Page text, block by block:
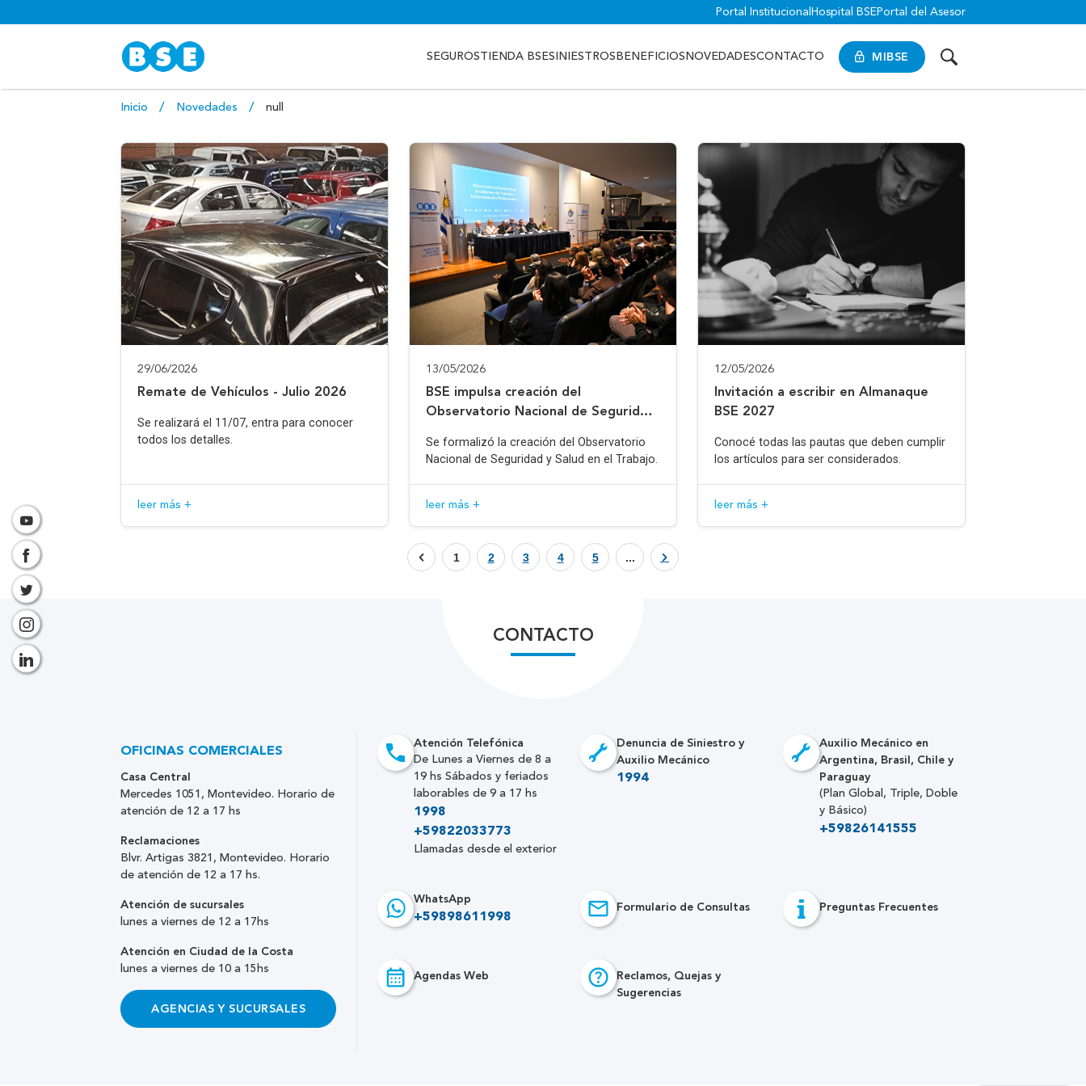
Portal Institucional Hospital BSE Portal del Asesor
MIBSE
SEGUROSTIENDA BSESINIESTROS BENEFICIOS NOVEDADESCONTACTO
Inicio Novedades null
29/06/2026
Remate de Vehículos - Julio 2026
Se realizará el 11/07, entra para conocer
todos los detalles.
leer más +
13/05/2026
BSE impulsa creación del
Observatorio Nacional de Seguridad
Se formalizó la creación del Observatorio
Nacional de Seguridad y Salud en el Trabajo.
leer más +
12/05/2026
Invitación a escribir en Almanaque
BSE 2027
Conocé todas las pautas que deben cumplir
los artículos para ser considerados.
leer más +
1 2 3 4 5 ...
CONTACTO
Atención Telefónica
De Lunes a Viernes de 8 a
19 hs Sábados y feriados
laborables de 9 a 17 hs
1998
+59822033773
Llamadas desde el exterior
Denuncia de Siniestro y
Auxilio Mecánico
1994
Auxilio Mecánico en
Argentina, Brasil, Chile y
Paraguay
(Plan Global, Triple, Doble
y Básico)
+59826141555
WhatsApp
+59898611998
Formulario de Consultas Preguntas Frecuentes
Agendas Web
Reclamos, Quejas y
Sugerencias
OFICINAS COMERCIALES
Casa Central
Mercedes 1051, Montevideo. Horario de
atención de 12 a 17 hs
Reclamaciones
Blvr. Artigas 3821, Montevideo. Horario
de atención de 12 a 17 hs.
Atención de sucursales
lunes a viernes de 12 a 17hs
Atención en Ciudad de la Costa
lunes a viernes de 10 a 15hs
AGENCIAS Y SUCURSALES